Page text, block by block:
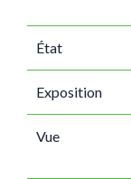
État
Exposition
Vue